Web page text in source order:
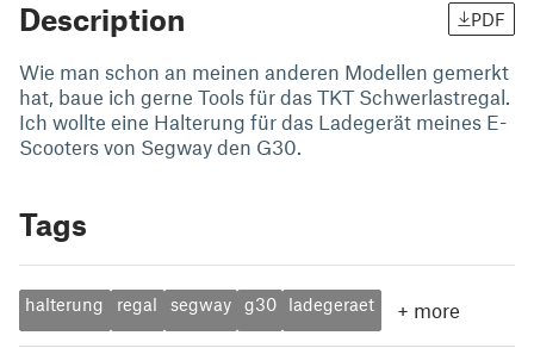
Description PDF
Wie man schon an meinen anderen Modellen gemerkt
hat, baue ich gerne Tools für das TKT Schwerlastregal.
Ich wollte eine Halterung für das Ladegerät meines E-
Scooters von Segway den G30.
Tags
halterung regal segway g30 ladegeraet + more